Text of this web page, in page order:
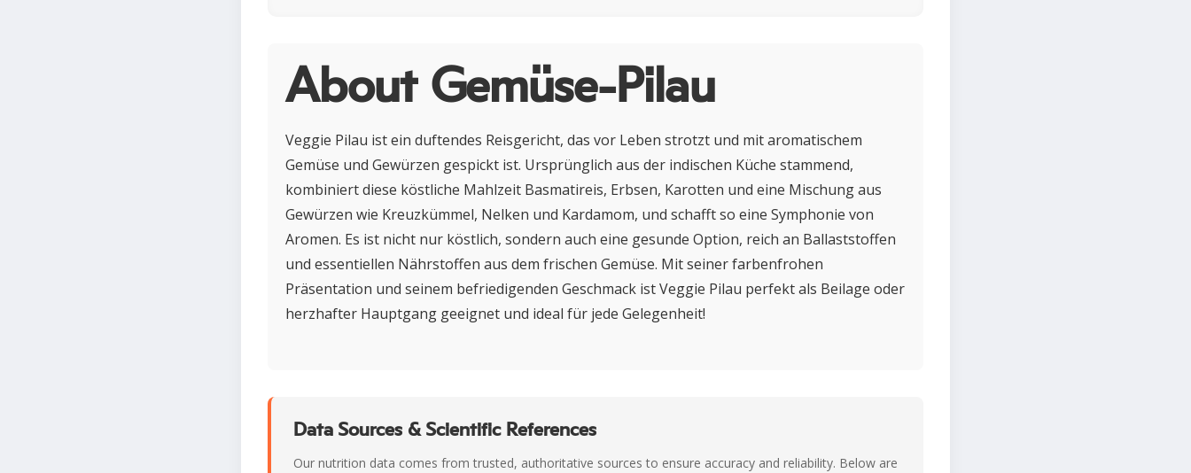
About Gemüse-Pilau
Veggie Pilau ist ein duftendes Reisgericht, das vor Leben strotzt und mit aromatischem
Gemüse und Gewürzen gespickt ist. Ursprünglich aus der indischen Küche stammend,
kombiniert diese köstliche Mahlzeit Basmatireis, Erbsen, Karotten und eine Mischung aus
Gewürzen wie Kreuzkümmel, Nelken und Kardamom, und schafft so eine Symphonie von
Aromen. Es ist nicht nur köstlich, sondern auch eine gesunde Option, reich an Ballaststoffen
und essentiellen Nährstoffen aus dem frischen Gemüse. Mit seiner farbenfrohen
Präsentation und seinem befriedigenden Geschmack ist Veggie Pilau perfekt als Beilage oder
herzhafter Hauptgang geeignet und ideal für jede Gelegenheit!
Data Sources & Scientific References
Our nutrition data comes from trusted, authoritative sources to ensure accuracy and reliability. Below are